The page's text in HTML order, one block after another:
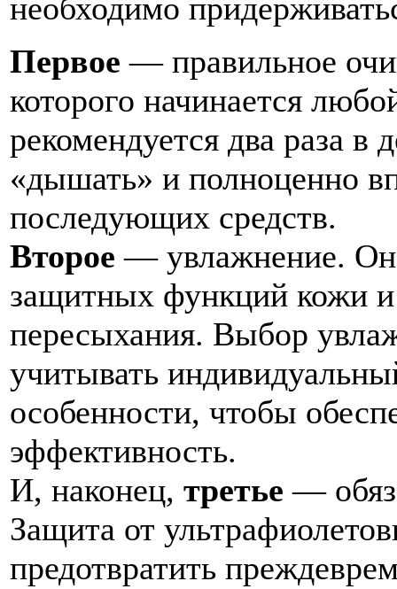
необходимо
Первое — правильное
которого начинается
рекомендуется два раза в
«дышать» и полноценно
последующих средств.
Второе — увлажнение.
защитных функций кожи
пересыхания. Выбор
учитывать
особенности, чтобы
эффективность.
И, наконец, третье —
Защита от
предотвратить